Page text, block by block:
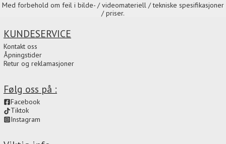
Med forbehold om feil i bilde- / videomateriell / tekniske spesifikasjoner
/ priser.
Følg oss på :
Facebook
Tiktok
Instagram
KUNDESERVICE
Kontakt oss
Åpningstider
Retur og reklamasjoner